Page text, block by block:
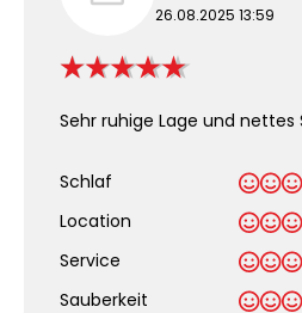
26.08.2025 13:59
Sehr ruhige Lage und nettes
Schlaf
Location
Service
Sauberkeit